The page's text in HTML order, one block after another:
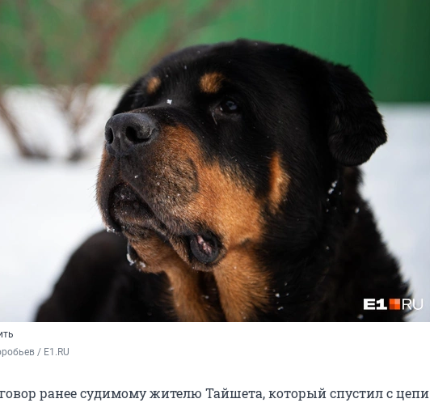
/ E1.RU
ранее судимому жителю Тайшета, который спустил с цепи